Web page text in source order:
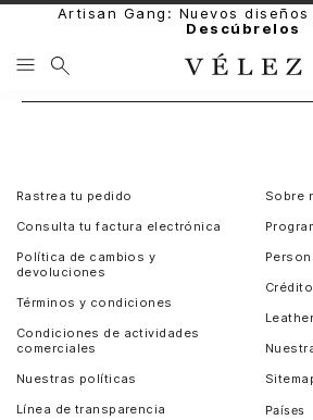
Artisan Gang: Nuevos
Descúbrelos
Rastrea tu pedido
Consulta tu factura electrónica
Política de cambios y
devoluciones
Términos y condiciones
Condiciones de actividades
comerciales
Nuestras políticas
Línea de transparencia
Sobre
Países